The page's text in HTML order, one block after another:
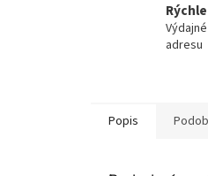
adresu
Popis